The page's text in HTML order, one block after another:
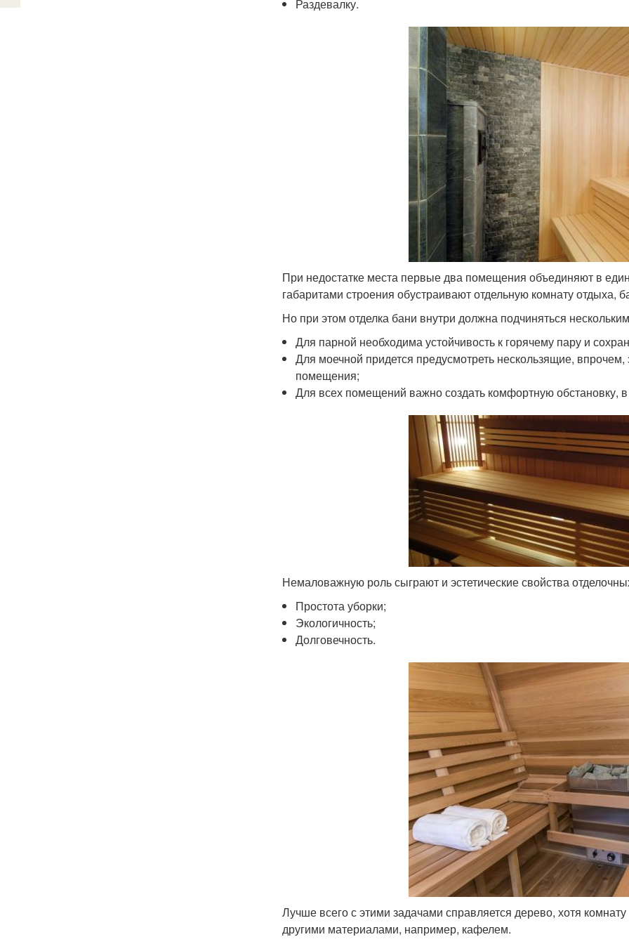
Раздевалку.
При недостатке места первые два помещения объединяют в
габаритами строения обустраивают отдельную комнату отдыха,
Но при этом отделка бани внутри должна подчиняться
Для парной необходима устойчивость к горячему пару и
Для моечной придется предусмотреть нескользящие,
помещения;
Для всех помещений важно создать комфортную обстановку,
Немаловажную роль сыграют и эстетические свойства
Простота уборки;
Экологичность;
Долговечность.
Лучше всего с этими задачами справляется дерево, хотя
другими материалами, например, кафелем.